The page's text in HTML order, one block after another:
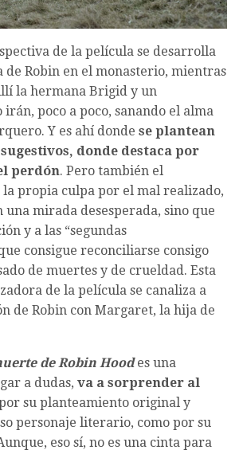
de la película se desarrolla
de Robin en el monasterio, mientras
la hermana Brigid y un
poco a poco, sanando el alma
Y es ahí donde se plantean
donde destaca por
perdón. Pero también el
propia culpa por el mal realizado,
una mirada desesperada, sino que
y a las “segundas
consigue reconciliarse consigo
de muertes y de crueldad. Esta
de la película se canaliza a
de Robin con Margaret, la hija de
de Robin Hoodes una
a dudas, va a sorprender al
su planteamiento original y
personaje literario, como por su
eso sí, no es una cinta para